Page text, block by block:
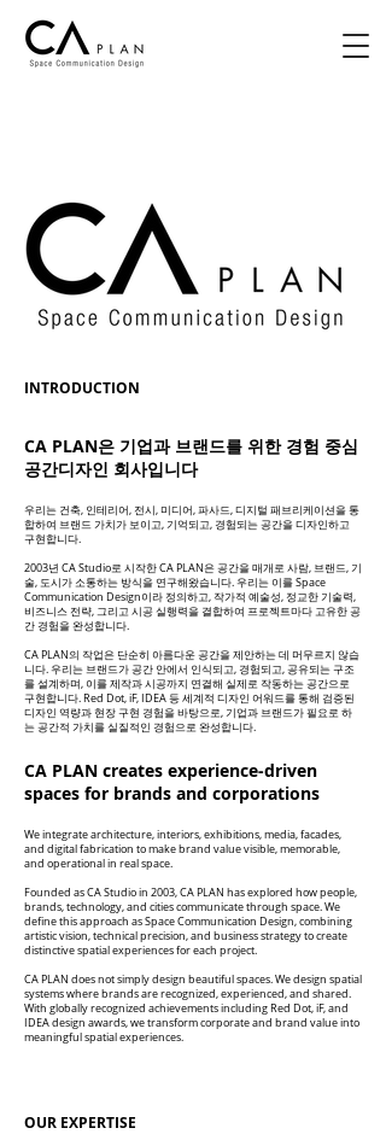
INTRODUCTION
CA PLAN은 기업과 브랜드를 위한 경험 중심
공간디자인 회사입니다
우리는 건축, 인테리어, 전시, 미디어, 파사드, 디지털 패브리케이션을 통
합하여 브랜드 가치가 보이고, 기억되고, 경험되는 공간을 디자인하고
구현합니다.
2003년 CA Studio로 시작한 CA PLAN은 공간을 매개로 사람, 브랜드, 기
술, 도시가 소통하는 방식을 연구해왔습니다. 우리는 이를 Space
Communication Design이라 정의하고, 작가적 예술성, 정교한 기술력,
비즈니스 전략, 그리고 시공 실행력을 결합하여 프로젝트마다 고유한 공
간 경험을 완성합니다.
CA PLAN의 작업은 단순히 아름다운 공간을 제안하는 데 머무르지 않습
니다. 우리는 브랜드가 공간 안에서 인식되고, 경험되고, 공유되는 구조
를 설계하며, 이를 제작과 시공까지 연결해 실제로 작동하는 공간으로
구현합니다. Red Dot, iF, IDEA 등 세계적 디자인 어워드를 통해 검증된
디자인 역량과 현장 구현 경험을 바탕으로, 기업과 브랜드가 필요로 하
는 공간적 가치를 실질적인 경험으로 완성합니다.
CA PLAN creates experience-driven
spaces for brands and corporations
We integrate architecture, interiors, exhibitions, media, facades,
and digital fabrication to make brand value visible, memorable,
and operational in real space.
Founded as CA Studio in 2003, CA PLAN has explored how people,
brands, technology, and cities communicate through space. We
define this approach as Space Communication Design, combining
artistic vision, technical precision, and business strategy to create
distinctive spatial experiences for each project.
CA PLAN does not simply design beautiful spaces. We design spatial
systems where brands are recognized, experienced, and shared.
With globally recognized achievements including Red Dot, iF, and
IDEA design awards, we transform corporate and brand value into
meaningful spatial experiences.
OUR EXPERTISE